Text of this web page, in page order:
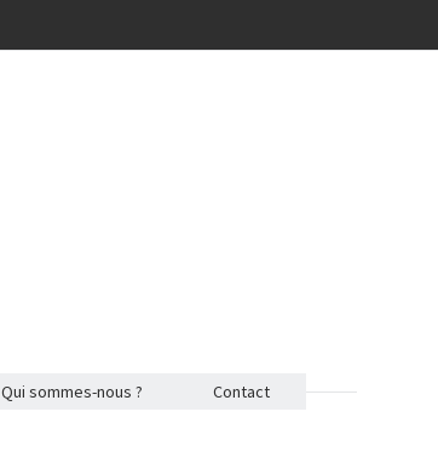
Qui sommes-nous ? Contact